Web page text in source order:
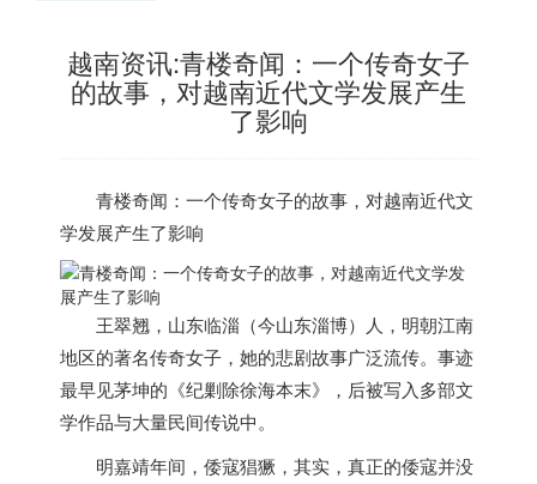
越南资讯:青楼奇闻：一个传奇女子
的故事，对越南近代文学发展产生
了影响
青楼奇闻：一个传奇女子的故事，对越南近代文
学发展产生了影响
王翠翘，山东临淄（今山东淄博）人，明朝江南
地区的著名传奇女子，她的悲剧故事广泛流传。事迹
最早见茅坤的《纪剿除徐海本末》，后被写入多部文
学作品与大量民间传说中。
明嘉靖年间，倭寇猖獗，其实，真正的倭寇并没